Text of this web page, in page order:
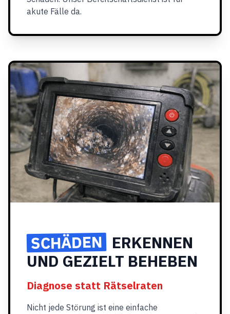
akute Fälle da.
SCHÄDEN ERKENNEN
UND GEZIELT BEHEBEN
Diagnose statt Rätselraten
Nicht jede Störung ist eine einfache